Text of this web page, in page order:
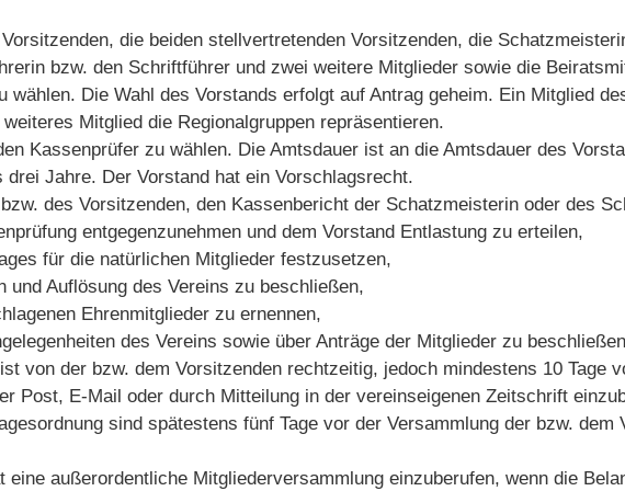
die beiden stellvertretenden Vorsitzenden, die
bzw. den Schriftführer und zwei weitere Mitglieder sowie die
wählen. Die Wahl des Vorstands erfolgt auf Antrag geheim. Ein Mitglied
Mitglied die Regionalgruppen repräsentieren.
Kassenprüfer zu wählen. Die Amtsdauer ist an die Amtsdauer des
Jahre. Der Vorstand hat ein Vorschlagsrecht.
des Vorsitzenden, den Kassenbericht der Schatzmeisterin oder des
entgegenzunehmen und dem Vorstand Entlastung zu erteilen,
für die natürlichen Mitglieder festzusetzen,
und Auflösung des Vereins zu beschließen,
Ehrenmitglieder zu ernennen,
des Vereins sowie über Anträge der Mitglieder zu
von der bzw. dem Vorsitzenden rechtzeitig, jedoch mindestens 10 Tage
Post, E-Mail oder durch Mitteilung in der vereinseigenen Zeitschrift
sind spätestens fünf Tage vor der Versammlung der bzw. dem
eine außerordentliche Mitgliederversammlung einzuberufen, wenn die